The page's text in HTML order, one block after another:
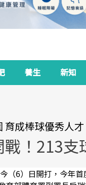
養生 新知
育成棒球優秀人才
！213